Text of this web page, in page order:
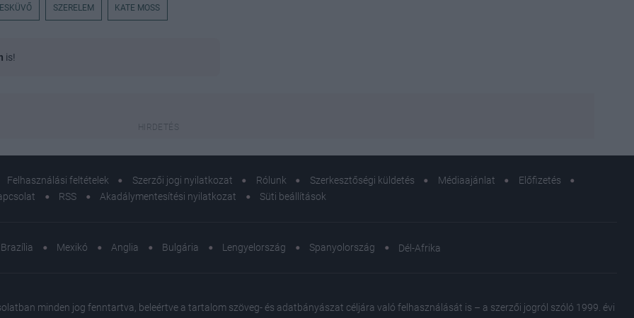
ESKÜVŐ SZERELEM KATE MOSS
is!
Felhasználási feltételek Szerzői jogi nyilatkozat Rólunk Szerkesztőségi küldetés Médiaajánlat
Előfizetés
RSS Akadálymentesítési nyilatkozat Süti beállítások
Brazília Mexikó Anglia Bulgária Lengyelország Spanyolország Dél-Afrika
minden jog fenntartva, beleértve a tartalom szöveg- és adatbányászat céljára való felhasználását is – a szerzői jogról szóló 1999. évi